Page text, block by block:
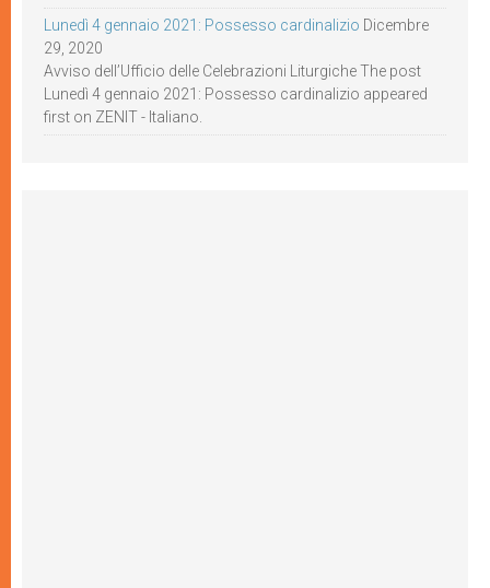
Lunedì 4 gennaio 2021: Possesso cardinalizio Dicembre
29, 2020
Avviso dell’Ufficio delle Celebrazioni Liturgiche The post
Lunedì 4 gennaio 2021: Possesso cardinalizio appeared
first on ZENIT - Italiano.